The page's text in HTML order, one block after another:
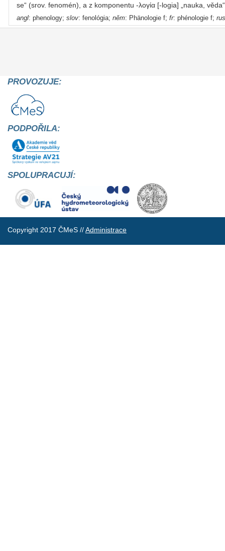
se“ (srov. fenomén), a z komponentu -λoγία [-logia] „nauka,
angl: phenology; slov: fenológia; něm: Phänologie f; fr: phénologie f; rus
PROVOZUJE:
PODPOŘILA:
SPOLUPRACUJÍ:
Copyright 2017 ČMeS //Administrace